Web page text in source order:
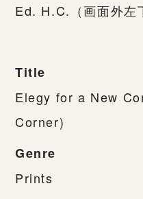
Ed. H.C.（画面外左
Title
Elegy for a New
Corner)
Genre
Prints